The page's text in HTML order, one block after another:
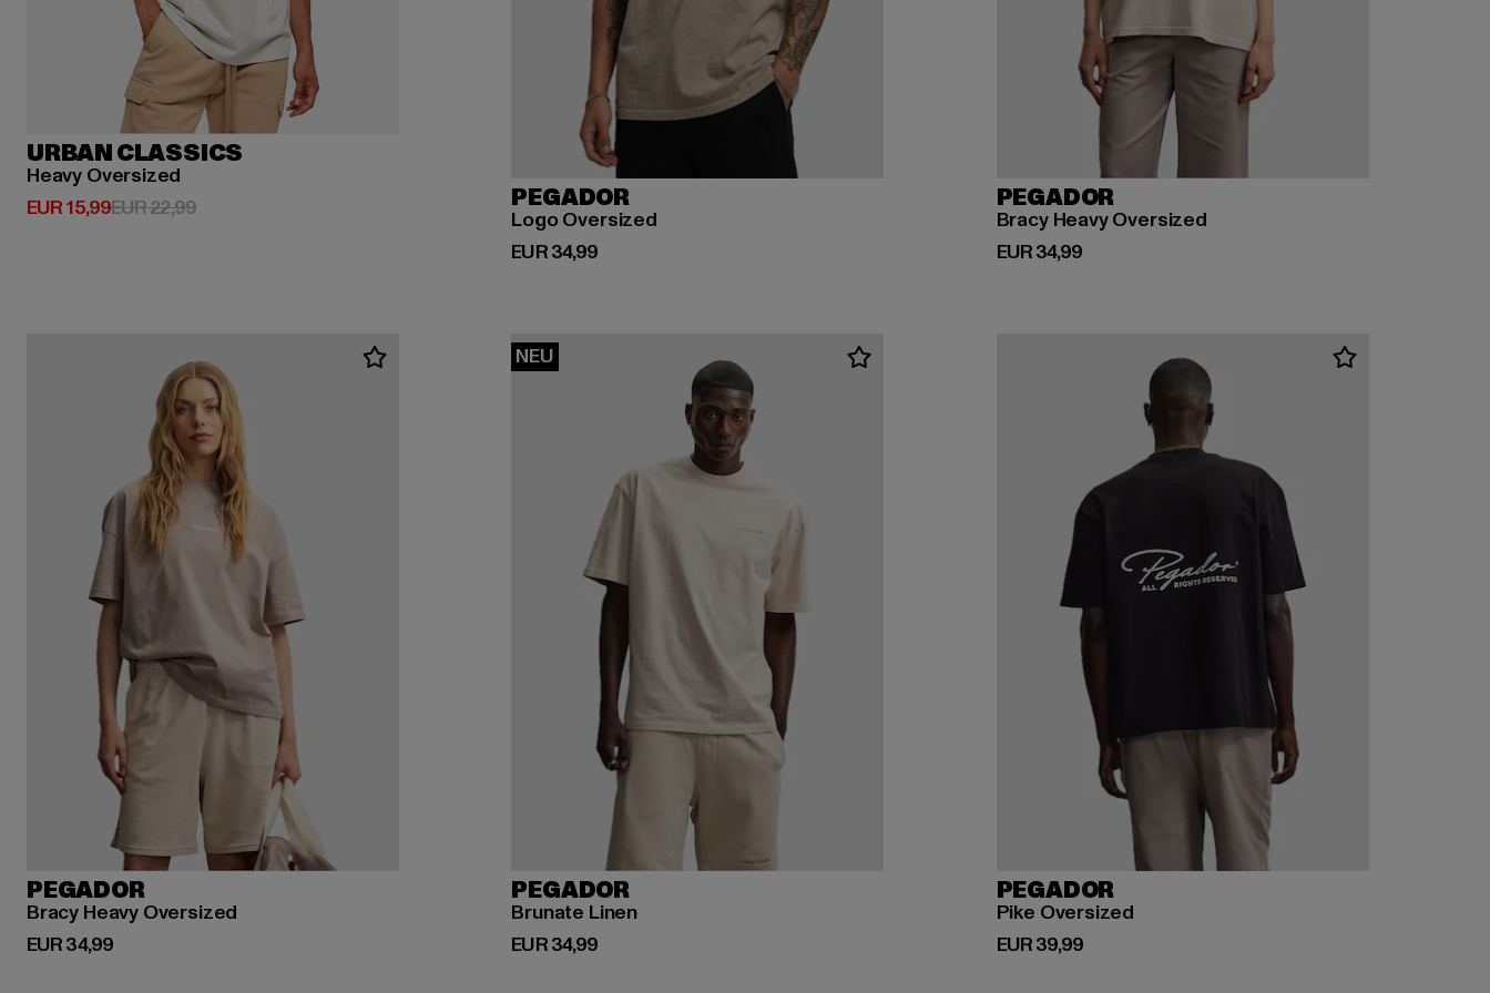
URBAN CLASSICS
Heavy Oversized
EUR 15,99
Derzeitiger Preis: EUR 15,99
EUR 22,99Aktionspreis: EUR 22,99 PEGADOR
Logo Oversized
EUR 34,99
Derzeitiger Preis: EUR 34,99
PEGADOR
Bracy Heavy Oversized
EUR 34,99
Derzeitiger Preis: EUR 34,99
PEGADOR
Bracy Heavy Oversized
EUR 34,99
Derzeitiger Preis: EUR 34,99
NEU
PEGADOR
Brunate Linen
EUR 34,99
Derzeitiger Preis: EUR 34,99
PEGADOR
Pike Oversized
EUR 39,99
Derzeitiger Preis: EUR 39,99